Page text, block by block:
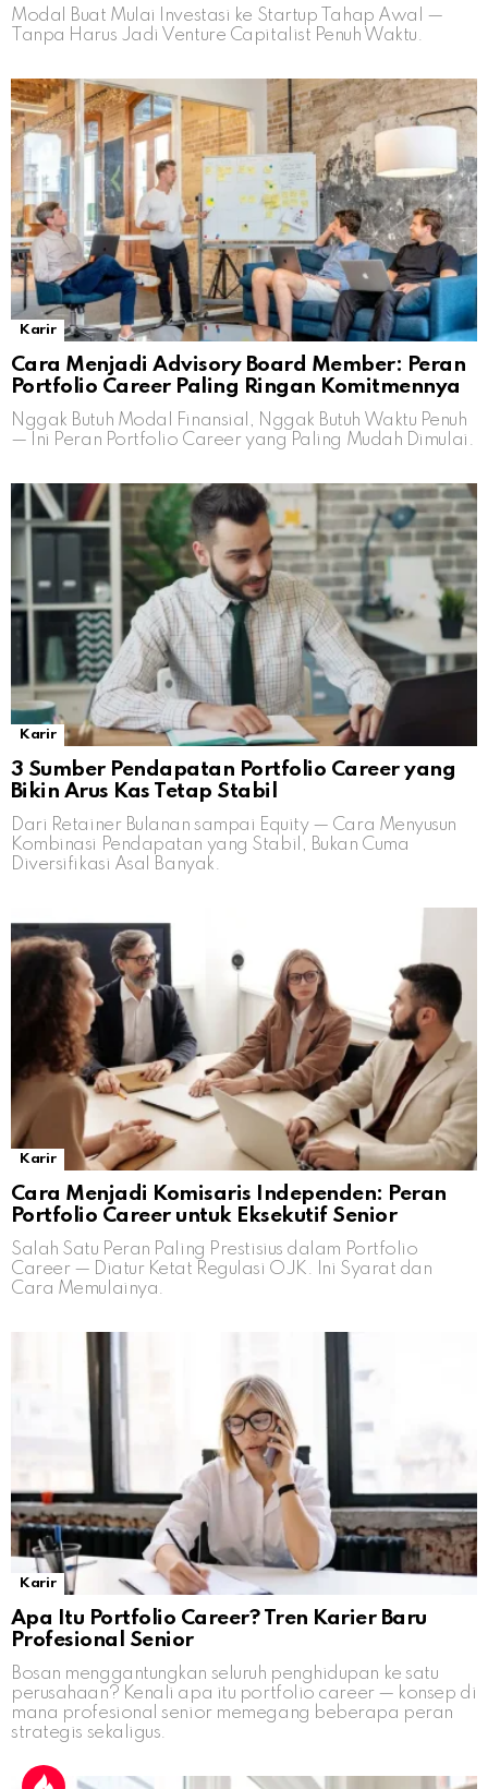
Modal Buat Mulai Investasi ke Startup Tahap Awal —
Tanpa Harus Jadi Venture Capitalist Penuh Waktu.
Karir
Cara Menjadi Advisory Board Member: Peran
Portfolio Career Paling Ringan Komitmennya
Nggak Butuh Modal Finansial, Nggak Butuh Waktu Penuh
— Ini Peran Portfolio Career yang Paling Mudah Dimulai.
Karir
3 Sumber Pendapatan Portfolio Career yang
Bikin Arus Kas Tetap Stabil
Dari Retainer Bulanan sampai Equity — Cara Menyusun
Kombinasi Pendapatan yang Stabil, Bukan Cuma
Diversifikasi Asal Banyak.
Karir
Cara Menjadi Komisaris Independen: Peran
Portfolio Career untuk Eksekutif Senior
Salah Satu Peran Paling Prestisius dalam Portfolio
Career — Diatur Ketat Regulasi OJK. Ini Syarat dan
Cara Memulainya.
Karir
Apa Itu Portfolio Career? Tren Karier Baru
Profesional Senior
Bosan menggantungkan seluruh penghidupan ke satu
perusahaan? Kenali apa itu portfolio career — konsep di
mana profesional senior memegang beberapa peran
strategis sekaligus.